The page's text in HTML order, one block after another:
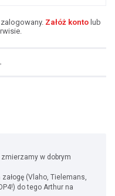
Załóż kontolub
w dobrym
(Vlaho, Tielemans,
do tego Arthur na